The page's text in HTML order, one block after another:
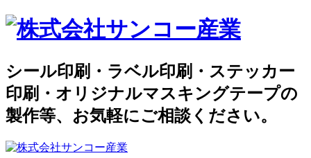
シール印刷・ラベル印刷・ステッカー
印刷・オリジナルマスキングテープの
製作等、お気軽にご相談ください。